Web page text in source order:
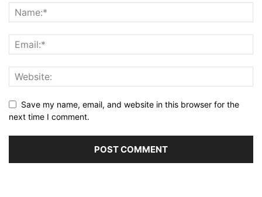
Save my name, email, and website in this browser for the
next time I comment.